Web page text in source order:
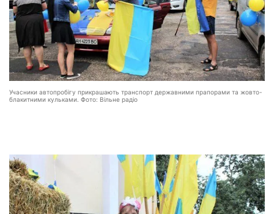
Учасники автопробігу прикрашають транспорт державними прапорами та жовто-
блакитними кульками. Фото: Вільне радіо